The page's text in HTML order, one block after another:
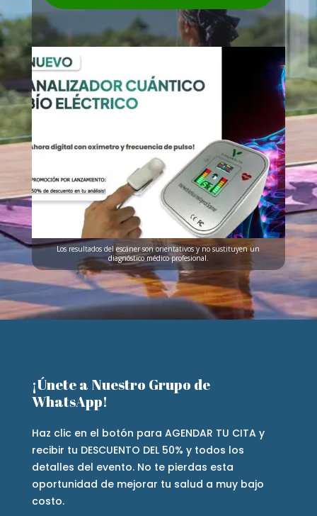
Los resultados del escáner son orientativos y no sustituyen un
diagnóstico médico profesional.
¡Únete a Nuestro Grupo de
WhatsApp!
Haz clic en el botón para AGENDAR TU CITA y
recibir tu DESCUENTO DEL 50% y todos los
detalles del evento. No te pierdas esta
oportunidad de mejorar tu salud a muy bajo
costo.